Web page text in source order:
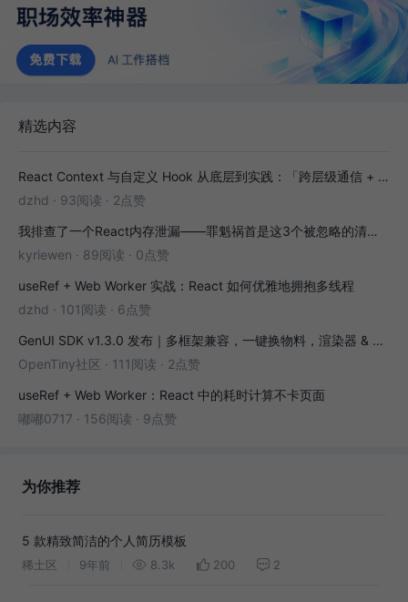
精选内容
React Context 与自定义 Hook 从底层到实践：「跨层级通信 + 副作用封装」全解析
dzhd · 93阅读 · 2点赞
我排查了一个React内存泄漏——罪魁祸首是这3个被忽略的清理函数
kyriewen · 89阅读 · 0点赞
useRef + Web Worker 实战：React 如何优雅地拥抱多线程
dzhd · 101阅读 · 6点赞
GenUI SDK v1.3.0 发布｜多框架兼容，一键换物料，渲染器 & 演练场全面增强！
OpenTiny社区 · 111阅读 · 2点赞
useRef + Web Worker：React 中的耗时计算不卡页面
嘟嘟0717 · 156阅读 · 9点赞
为你推荐
5 款精致简洁的个人简历模板
稀土区 9年前 8.3k 200 2